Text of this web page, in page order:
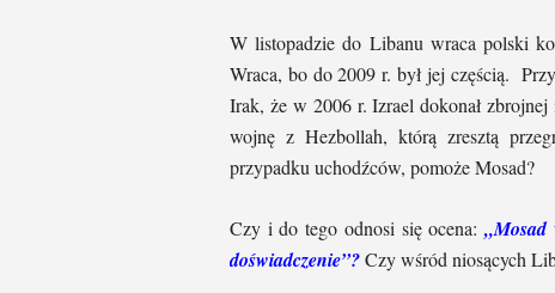
W listopadzie do Libanu wraca polski
Wraca, bo do 2009 r. był jej częścią.
Irak, że w 2006 r. Izrael dokonał
wojnę z Hezbollah, którą zresztą
przypadku uchodźców, pomoże Mosad?
Czy i do tego odnosi się ocena:
doświadczenie”?Czy wśród niosących